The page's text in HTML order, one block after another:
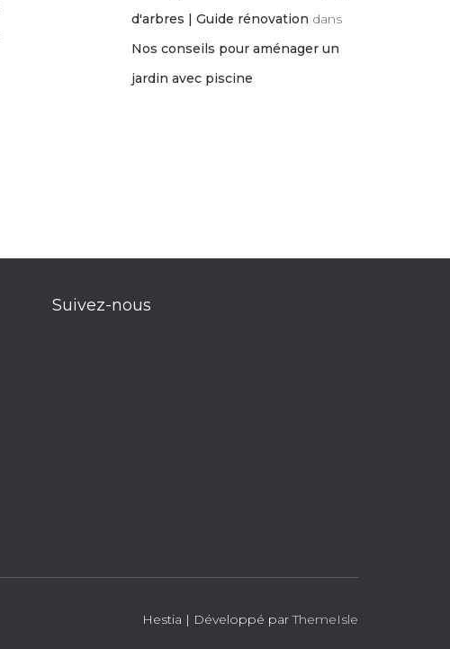
d'arbres | Guide rénovation dans
Nos conseils pour aménager un
jardin avec piscine
Suivez-nous
Hestia | Développé parThemeIsle